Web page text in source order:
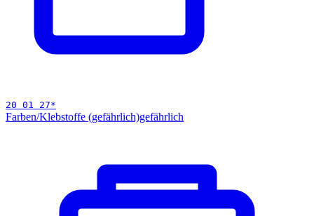
20 01 27*
Farben/Klebstoffe (gefährlich)gefährlich